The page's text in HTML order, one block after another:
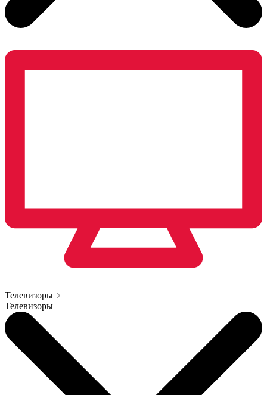
Телевизоры
Телевизоры